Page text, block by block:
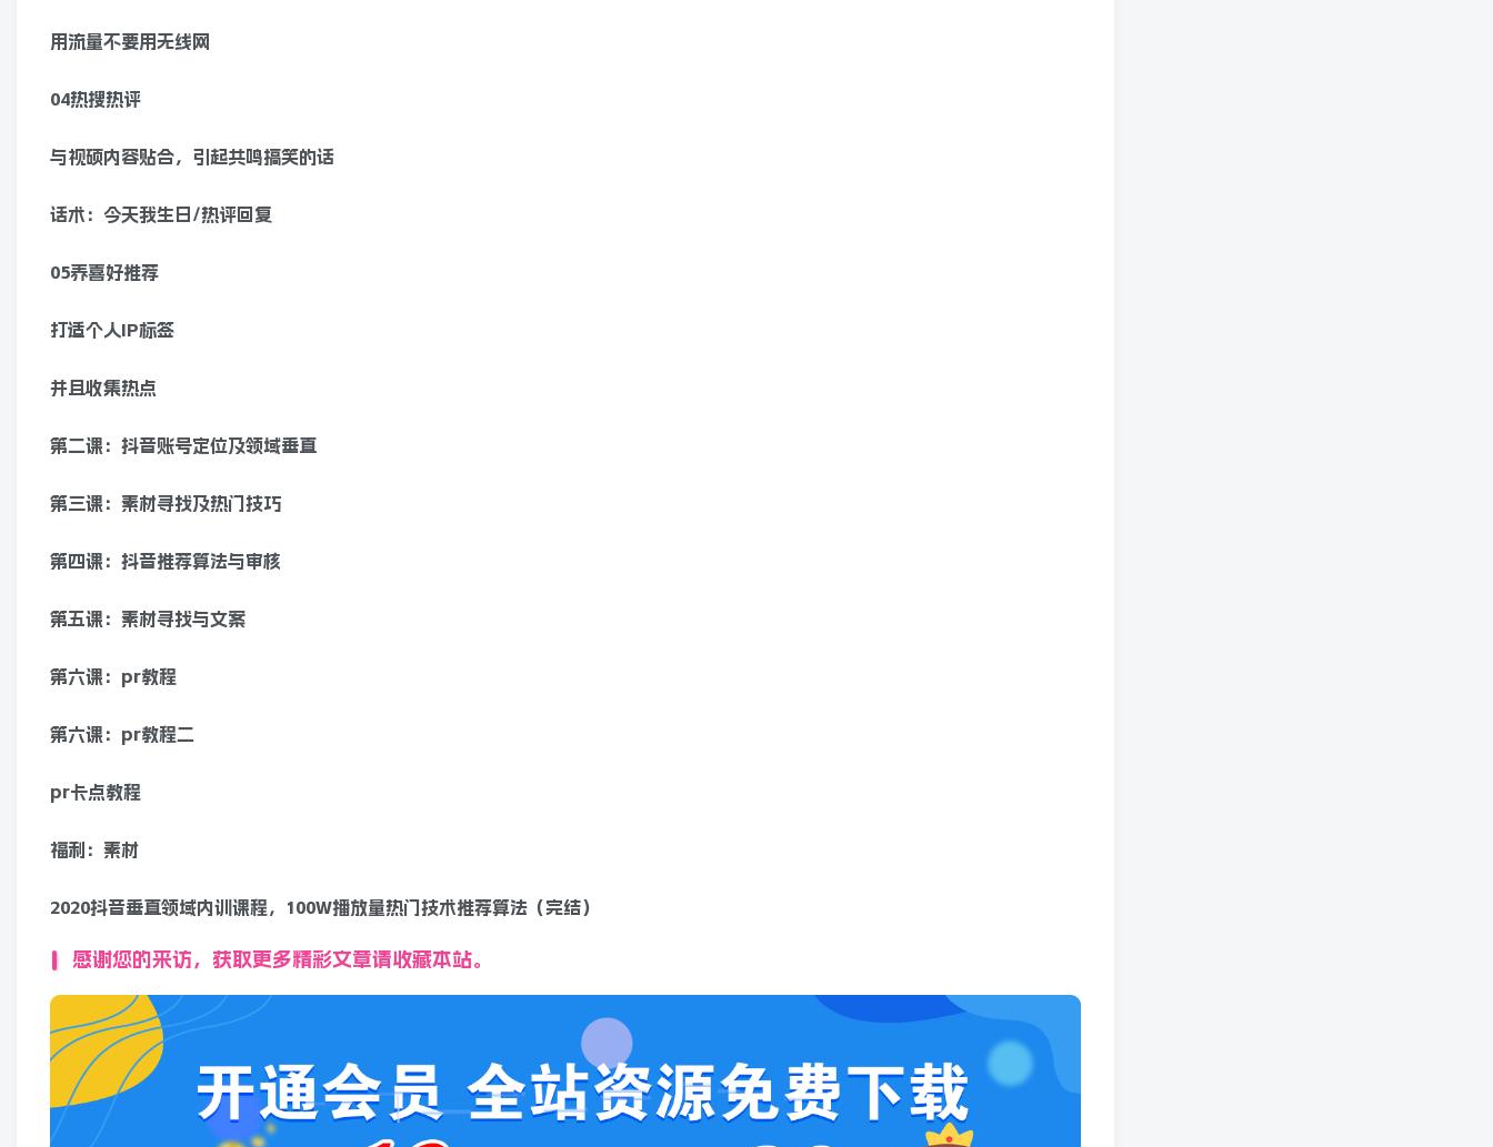
用流量不要用无线网
04热搜热评
与视硕内容贴合，引起共鸣搞笑的话
话术：今天我生日/热评回复
05养喜好推荐
打适个人IP标签
并且收集热点
第二课：抖音账号定位及领域垂直
第三课：素材寻找及热门技巧
第四课：抖音推荐算法与审核
第五课：素材寻找与文案
第六课：pr教程
第六课：pr教程二
pr卡点教程
福利：素材
2020抖音垂直领域内训课程，100W播放量热门技术推荐算法（完结）
感谢您的来访，获取更多精彩文章请收藏本站。